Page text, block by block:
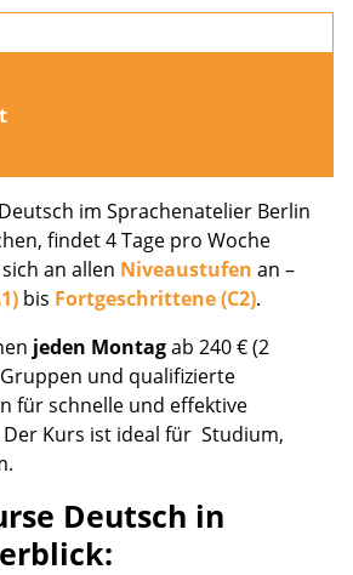
im Sprachenatelier Berlin
findet 4 Tage pro Woche
an allen Niveaustufen an –
bis Fortgeschrittene (C2).
jeden Montagab 240 € (2
und qualifizierte
für schnelle und effektive
Kurs ist ideal für Studium,
Deutsch in